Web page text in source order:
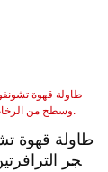
طاولة قهوة
حجر